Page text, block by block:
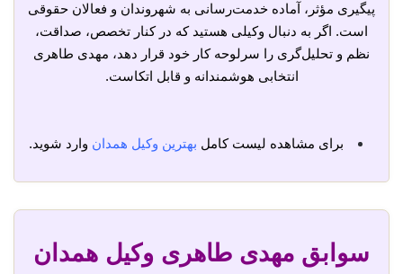
پیگیری مؤثر، آماده خدمت‌رسانی به شهروندان و فعالان حقوقی
است. اگر به دنبال وکیلی هستید که در کنار تخصص، صداقت،
نظم و تحلیل‌گری را سرلوحه کار خود قرار دهد، مهدی طاهری
انتخابی هوشمندانه و قابل اتکاست.
برای مشاهده لیست کامل بهترین وکیل همدان وارد شوید.
سوابق مهدی طاهری وکیل همدان